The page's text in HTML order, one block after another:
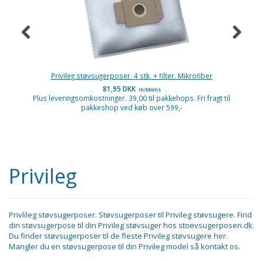
Privileg støvsugerposer. 4 stk. + filter. Mikrofiber
81,95 DKK m/Moms
Plus leveringsomkostninger. 39,00 til pakkehops. Fri fragt til
pakkeshop ved køb over 599,-
Privileg
Privlileg støvsugerposer. Støvsugerposer til Privileg støvsugere. Find
din støvsugerpose til din Privileg støvsuger hos stoevsugerposen.dk.
Du finder støvsugerposer til de fleste Privileg støvsugere her.
Mangler du en støvsugerpose til din Privileg model så kontakt os.